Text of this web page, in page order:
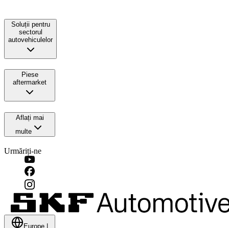
Soluții pentru
sectorul
autovehiculelor
Piese
aftermarket
Aflați mai
multe
Urmăriți-ne
Europe